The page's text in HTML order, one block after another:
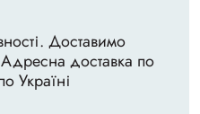
Доставимо
доставка по
Україні